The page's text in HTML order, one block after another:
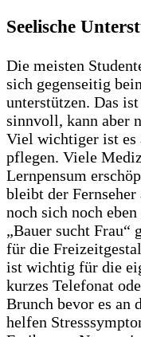
Seelische
Die meisten
sich gegenseitig
unterstützen. Das
sinnvoll, kann aber
Viel wichtiger ist es
pflegen. Viele
Lernpensum
bleibt der
noch sich noch
„Bauer sucht Frau“
für die
ist wichtig für die
kurzes Telefonat
Brunch bevor es an
helfen